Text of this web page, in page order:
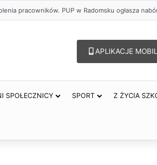
pracowników. PUP w Radomsku ogłasza
APLIKACJE
SPOŁECZNICY SPORT Z ŻYCIA